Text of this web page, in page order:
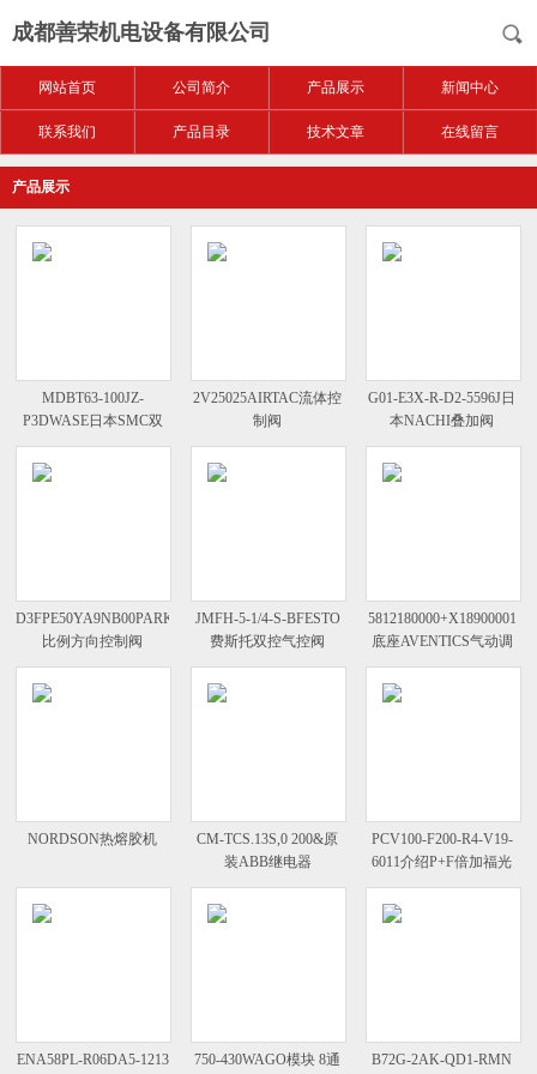
成都善荣机电设备有限公司
网站首页 公司简介 产品展示 新闻中心
联系我们 产品目录 技术文章 在线留言
产品展示
MDBT63-100JZ-
P3DWASE日本SMC双
作用磁性开关
2V25025AIRTAC流体控
制阀
G01-E3X-R-D2-5596J日
本NACHI叠加阀
D3FPE50YA9NB00PARKER
比例方向控制阀
JMFH-5-1/4-S-BFESTO
费斯托双控气控阀
5812180000+X18900001
底座AVENTICS气动调
压阀
NORDSON热熔胶机
CM-TCS.13S,0 200&原
装ABB继电器
PCV100-F200-R4-V19-
6011介绍P+F倍加福光
学读头的工作性能
ENA58PL-R06DA5-1213
750-430WAGO模块 8通
B72G-2AK-QD1-RMN